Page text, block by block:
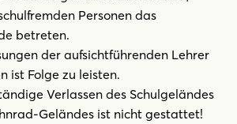
Personen das
betreten.
der aufsichtführenden Lehrer
ist Folge zu leisten.
Verlassen des Schulgeländes
Geländes ist nicht gestattet!